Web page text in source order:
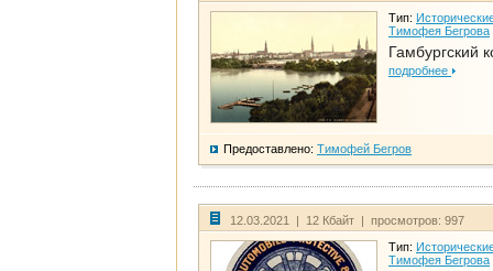
Тип:
Тимофея Бегрова
Гамбургский
подробнее
Предоставлено: Тимофей Бегров
12.03.2021 | 12 Кбайт | просмотров: 997
Тип:
Тимофея Бегрова